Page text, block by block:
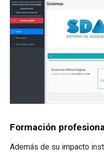
Formación
Además de su impacto